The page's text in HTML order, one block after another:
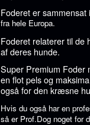
Foderet er
fra hele Europa.
Foderet relaterer til de
af deres hunde.
Super Premium Foder
en flot pels og
også for den kræsne
Hvis du også har en
så er Prof.Dog noget for